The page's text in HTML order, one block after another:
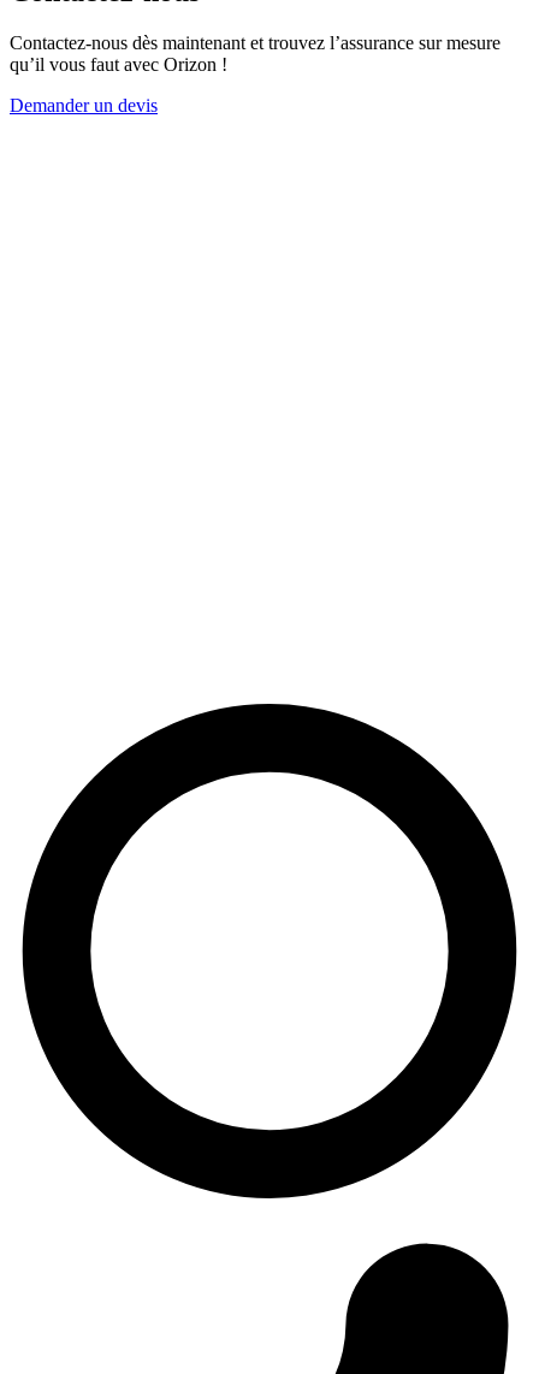
Contactez-nous dès maintenant et trouvez l’assurance sur mesure
qu’il vous faut avec Orizon !
Demander un devis